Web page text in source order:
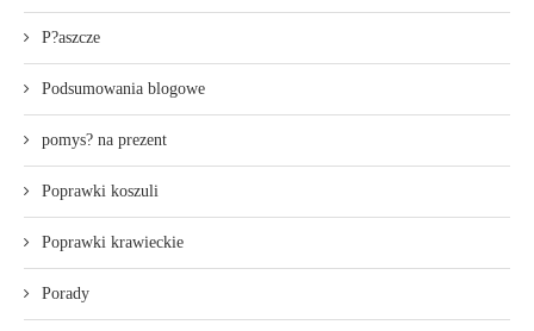
P?aszcze
Podsumowania blogowe
pomys? na prezent
Poprawki koszuli
Poprawki krawieckie
Porady